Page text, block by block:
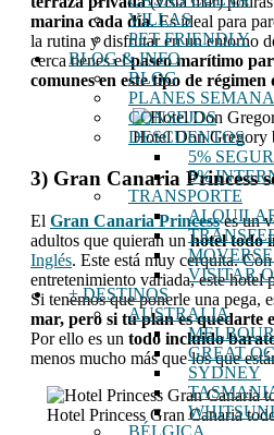
VILLAS
PET FRIENDLY
BLOG & INFO
BLOG
PLANES SEMANA
CONSEJOS
DESCUENTOS
5%
5%
TRANSPORTE
VISITAR
+ DESTINOS
AUSTRALIA
GREAT
SYDNEY
BÉLGICA
marina cada día. Es ideal para
la rutina y disfrutar en un entorno
cerca tienes elpaseo marítimo
comunes en este tipo de
Hotel Don Gregory
3) Gran Canaria Princess
El Gran Canaria Princesses un
adultos que quieran unhotel todo
Inglés. Este está muy cerquita.
entretenimiento variada, este hotel
Si tenemos que ponerle una pega,
mar, pero si tu plan es quedarte
Por ello es un todo incluido
menos mucho más que los que
Hotel Princess Gran Canaria